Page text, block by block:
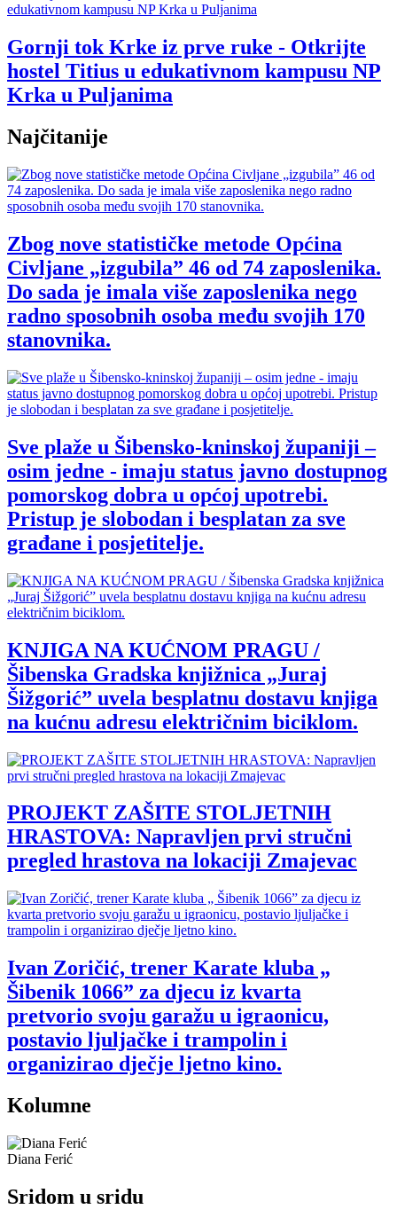
Gornji tok Krke iz prve ruke - Otkrijte
hostel Titius u edukativnom kampusu NP
Krka u Puljanima
Najčitanije
Zbog nove statističke metode Općina
Civljane „izgubila” 46 od 74 zaposlenika.
Do sada je imala više zaposlenika nego
radno sposobnih osoba među svojih 170
stanovnika.
Sve plaže u Šibensko-kninskoj županiji –
osim jedne - imaju status javno dostupnog
pomorskog dobra u općoj upotrebi.
Pristup je slobodan i besplatan za sve
građane i posjetitelje.
KNJIGA NA KUĆNOM PRAGU /
Šibenska Gradska knjižnica „Juraj
Šižgorić” uvela besplatnu dostavu knjiga
na kućnu adresu električnim biciklom.
PROJEKT ZAŠITE STOLJETNIH
HRASTOVA: Napravljen prvi stručni
pregled hrastova na lokaciji Zmajevac
Ivan Zoričić, trener Karate kluba „
Šibenik 1066” za djecu iz kvarta
pretvorio svoju garažu u igraonicu,
postavio ljuljačke i trampolin i
organizirao dječje ljetno kino.
Kolumne
Diana Ferić
Sridom u sridu